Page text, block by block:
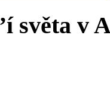
světa v